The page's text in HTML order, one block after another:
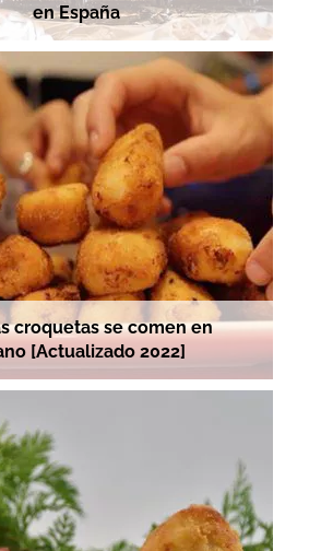
en España
croquetas se comen en
[Actualizado 2022]